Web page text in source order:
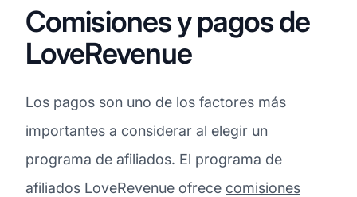
Comisiones y pagos de
LoveRevenue
Los pagos son uno de los factores más
importantes a considerar al elegir un
programa de afiliados. El programa de
afiliados LoveRevenue ofrece comisiones